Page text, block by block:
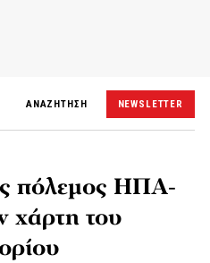
ΑΝΑΖΗΤΗΣΗ NEWSLETTER
πόλεμος ΗΠΑ-
χάρτη του